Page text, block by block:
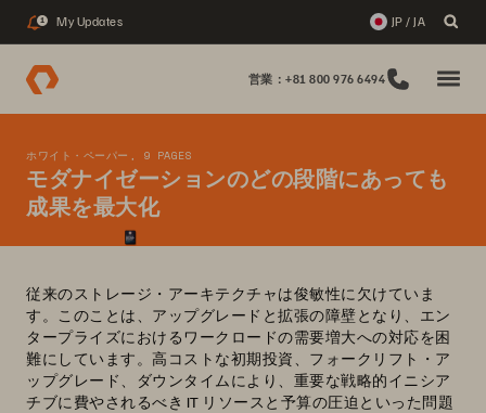
1 My Updates JP / JA
営業：+81 800 976 6494
ホワイト・ペーパー, 9 PAGES
モダナイゼーションのどの段階にあっても
成果を最大化
従来のストレージ・アーキテクチャは俊敏性に欠けていま
す。このことは、アップグレードと拡張の障壁となり、エン
タープライズにおけるワークロードの需要増大への対応を困
難にしています。高コストな初期投資、フォークリフト・ア
ップグレード、ダウンタイムにより、重要な戦略的イニシア
チブに費やされるべき IT リソースと予算の圧迫といった問題